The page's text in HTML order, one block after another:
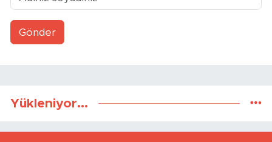
Gönder
Yükleniyor...